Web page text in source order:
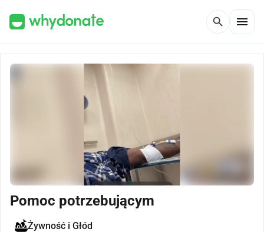
search menu
Pomoc potrzebującym
Żywność i Głód